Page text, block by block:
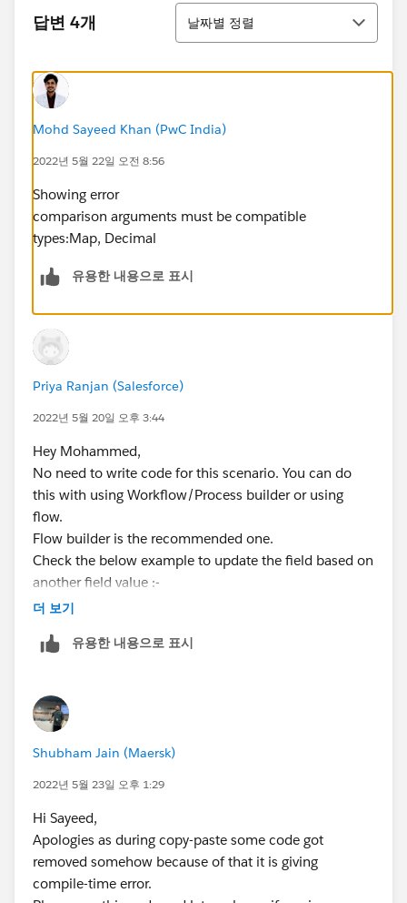
답변 4개
정렬
날짜별 정렬
Mohd Sayeed Khan (PwC India)
2022년 5월 22일 오전 8:56
Showing error
comparison arguments must be compatible
types:Map, Decimal
유용한 내용으로 표시
Priya Ranjan (Salesforce)
2022년 5월 20일 오후 3:44
Hey Mohammed,
No need to write code for this scenario. You can do
this with using Workflow/Process builder or using
flow.
Flow builder is the recommended one.
Check the below example to update the field based on
another field value :-
https://www.gradient.works/blog/salesforce-flow-
Kindly mark it as the best answer if it helps.
더 보기
유용한 내용으로 표시
Shubham Jain (Maersk)
2022년 5월 23일 오후 1:29
Hi Sayeed,
Apologies as during copy-paste some code got
removed somehow because of that it is giving
compile-time error.